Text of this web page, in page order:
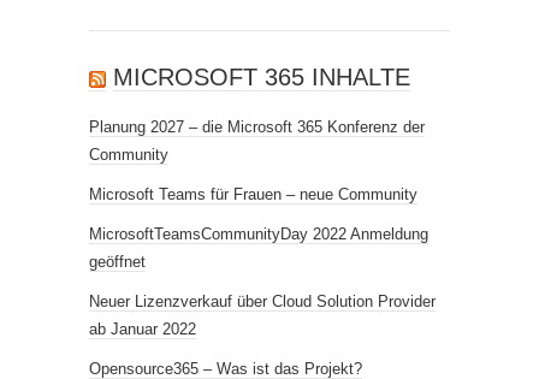
MICROSOFT 365 INHALTE
Planung 2027 – die Microsoft 365 Konferenz der
Community
Microsoft Teams für Frauen – neue Community
MicrosoftTeamsCommunityDay 2022 Anmeldung
geöffnet
Neuer Lizenzverkauf über Cloud Solution Provider
ab Januar 2022
Opensource365 – Was ist das Projekt?